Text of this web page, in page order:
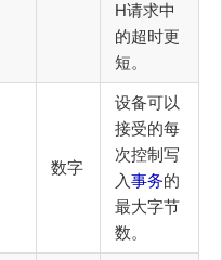
H请求中
的超时更
短。
数字
设备可以
接受的每
次控制写
入事务的
最大字节
数。